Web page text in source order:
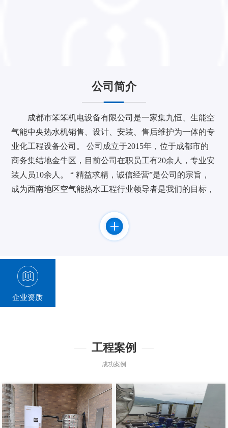
公司简介
成都市笨笨机电设备有限公司是一家集九恒、生能空
气能中央热水机销售、设计、安装、售后维护为一体的专
业化工程设备公司。 公司成立于2015年，位于成都市的
商务集结地金牛区，目前公司在职员工有20余人，专业安
装人员10余人。 “ 精益求精，诚信经营”是公司的宗旨，
成为西南地区空气能热水工程行业领导者是我们的目标，
为您提供节能、舒适、安全的产品和服务。 公司与广东
九恒等知名品牌厂家建立了长期，密切的合作关系。并取
企业资质
工程案例
成功案例